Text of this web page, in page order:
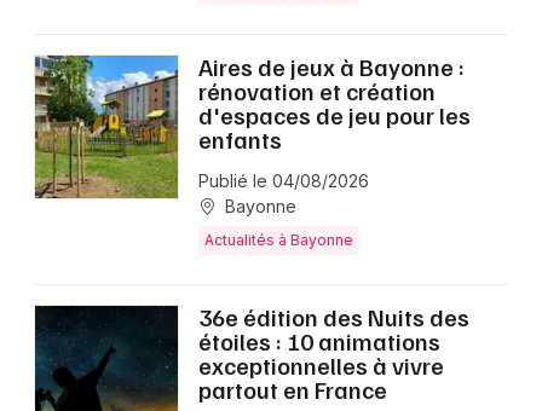
Aires de jeux à Bayonne :
rénovation et création
d'espaces de jeu pour les
enfants
Publié le 04/08/2026
Bayonne
Actualités à Bayonne
36e édition des Nuits des
étoiles : 10 animations
exceptionnelles à vivre
partout en France